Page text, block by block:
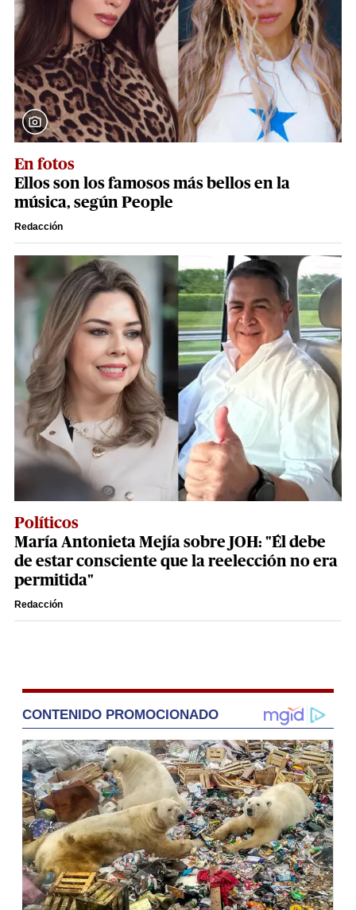
En fotos
Ellos son los famosos más bellos en la
música, según People
Redacción
Políticos
María Antonieta Mejía sobre JOH: "Él debe
de estar consciente que la reelección no era
permitida"
Redacción
CONTENIDO PROMOCIONADO